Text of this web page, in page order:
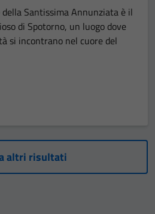
della Santissima Annunziata è il
di Spotorno, un luogo dove
si incontrano nel cuore del
altri risultati